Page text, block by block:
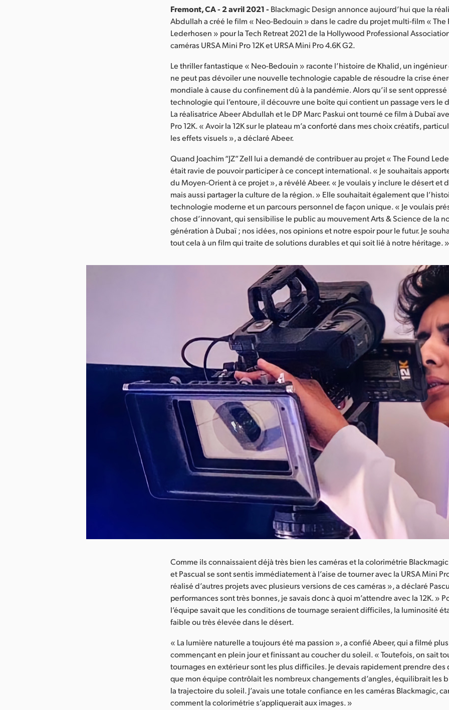
Fremont, CA - 2 avril 2021 - Blackmagic Design annonce aujourd’hui que la
Abdullah a créé le film « Neo-Bedouin » dans le cadre du projet multi-film « The
Lederhosen » pour la Tech Retreat 2021 de la Hollywood Professional
caméras URSA Mini Pro 12K et URSA Mini Pro 4.6K G2.
Le thriller fantastique « Neo-Bedouin » raconte l’histoire de Khalid, un ingénieur
ne peut pas dévoiler une nouvelle technologie capable de résoudre la crise
mondiale à cause du confinement dû à la pandémie. Alors qu’il se sent oppressé
technologie qui l’entoure, il découvre une boîte qui contient un passage vers le
La réalisatrice Abeer Abdullah et le DP Marc Paskui ont tourné ce film à Dubaï
Pro 12K. « Avoir la 12K sur le plateau m’a conforté dans mes choix créatifs,
les effets visuels », a déclaré Abeer.
Quand Joachim “JZ” Zell lui a demandé de contribuer au projet « The Found
était ravie de pouvoir participer à ce concept international. « Je souhaitais
du Moyen-Orient à ce projet », a révélé Abeer. « Je voulais y inclure le désert et
mais aussi partager la culture de la région. » Elle souhaitait également que
technologie moderne et un parcours personnel de façon unique. « Je voulais
chose d’innovant, qui sensibilise le public au mouvement Arts & Science de la
génération à Dubaï ; nos idées, nos opinions et notre espoir pour le futur. Je
tout cela à un film qui traite de solutions durables et qui soit lié à notre héritage.
Comme ils connaissaient déjà très bien les caméras et la colorimétrie
et Pascual se sont sentis immédiatement à l’aise de tourner avec la URSA Mini Pro
réalisé d’autres projets avec plusieurs versions de ces caméras », a déclaré
performances sont très bonnes, je savais donc à quoi m’attendre avec la 12K. »
l’équipe savait que les conditions de tournage seraient difficiles, la luminosité
faible ou très élevée dans le désert.
« La lumière naturelle a toujours été ma passion », a confié Abeer, qui a filmé
commençant en plein jour et finissant au coucher du soleil. « Toutefois, on sait
tournages en extérieur sont les plus difficiles. Je devais rapidement prendre des
que mon équipe contrôlait les nombreux changements d’angles, équilibrait les
la trajectoire du soleil. J’avais une totale confiance en les caméras Blackmagic,
comment la colorimétrie s’appliquerait aux images. »